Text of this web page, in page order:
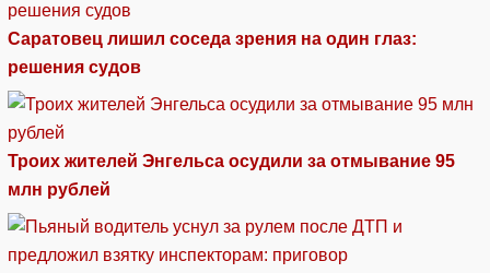
Саратовец лишил соседа зрения на один глаз:
решения судов
Троих жителей Энгельса осудили за отмывание 95
млн рублей